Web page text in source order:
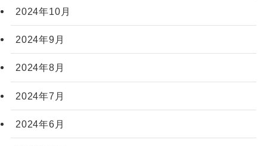
2024年10月
2024年9月
2024年8月
2024年7月
2024年6月